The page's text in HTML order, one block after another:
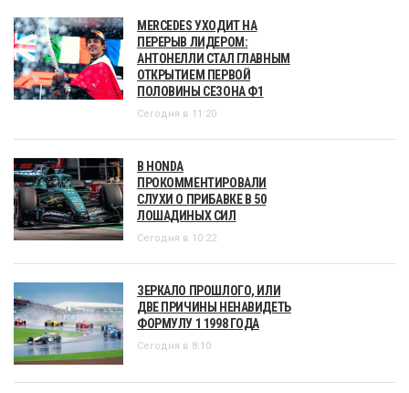
MERCEDES УХОДИТ НА
ПЕРЕРЫВ ЛИДЕРОМ:
АНТОНЕЛЛИ СТАЛ ГЛАВНЫМ
ОТКРЫТИЕМ ПЕРВОЙ
ПОЛОВИНЫ СЕЗОНА Ф1
Сегодня в 11:20
В HONDA
ПРОКОММЕНТИРОВАЛИ
СЛУХИ О ПРИБАВКЕ В 50
ЛОШАДИНЫХ СИЛ
Сегодня в 10:22
ЗЕРКАЛО ПРОШЛОГО, ИЛИ
ДВЕ ПРИЧИНЫ НЕНАВИДЕТЬ
ФОРМУЛУ 1 1998 ГОДА
Сегодня в 8:10